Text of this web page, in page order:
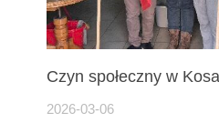
Czyn społeczny w
2026-03-06